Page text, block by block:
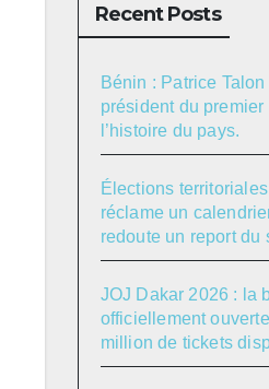
Recent Posts
Bénin : Patrice Talon
président du premier
l’histoire du pays.
Élections
réclame un
redoute un report du
JOJ Dakar 2026 : la
officiellement
million de tickets